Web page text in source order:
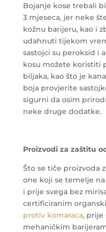
Bojanje kose trebali
3 mjeseca, jer neke
kožnu barijeru, kao i
udahnuti tijekom
sastojci su peroksid i
kosu možete koristiti
biljaka, kao što je
boja provjerite
sigurni da osim
neke druge dodatke.
Proizvodi za zaštitu
Što se tiče proizvoda
one koji se temelje
i prije svega bez
certificiranim
protiv komaraca, prije
mehaničkim